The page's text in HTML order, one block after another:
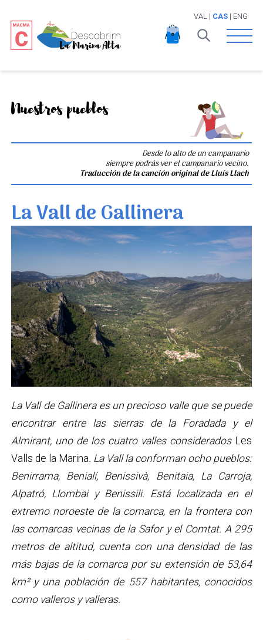
VAL | CAS| ENG
Open
Nuestros pueblos
Desde lo alto de un campanario
siempre podrás ver el campanario vecino.
Traducción de la canción original de Lluís Llach
La Vall de Gallinera
La Vall de Gallinera es un precioso valle que se puede
encontrar entre las sierras de la Foradada y el
Almirant, uno de los cuatro valles consideradosLes
Valls de la Marina. La Vall la conforman ocho pueblos:
Benirrama, Benialí, Benissivà, Benitaia, La Carroja,
Alpatró, Llombai y Benissili. Está localizada en el
extremo noroeste de la comarca, en la frontera con
las comarcas vecinas de la Safor y el Comtat. A 295
metros de altitud, cuenta con una densidad de las
más bajas de la comarca por su extensión de 53,64
km² y una población de 557 habitantes, conocidos
como valleros y valleras.